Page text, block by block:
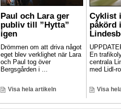
Paul och Lara ger
publiv till ”Hytta”
igen
Drömmen om att driva något
eget blev verklighet när Lara
och Paul tog över
Bergsgården i ...
Visa hela artikeln
Cyklist
påkörd
En
centrala
med Lidl-
Visa